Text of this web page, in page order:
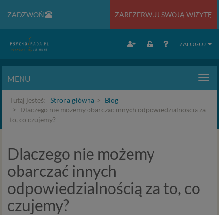
ZADZWOŃ ZAREZERWUJ SWOJĄ WIZYTĘ
ZALOGUJ
MENU
Tutaj jesteś: Strona główna
Blog
Dlaczego nie możemy obarczać innych odpowiedzialnością za
to, co czujemy?
Dlaczego nie możemy
obarczać innych
odpowiedzialnością za to, co
czujemy?